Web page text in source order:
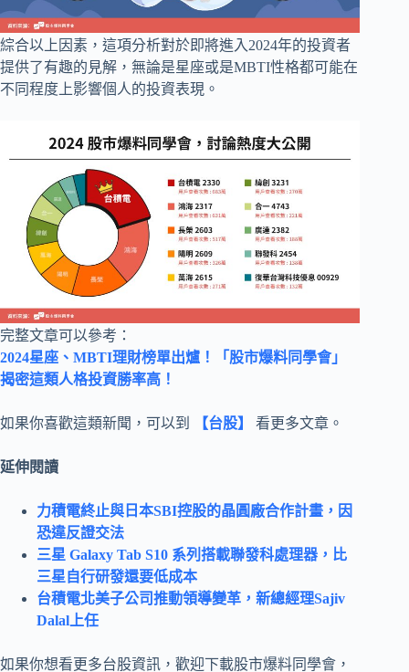
綜合以上因素，這項分析對於即將進入2024年的投資者
提供了有趣的見解，無論是星座或是MBTI性格都可能在
不同程度上影響個人的投資表現。
完整文章可以參考：
2024星座、MBTI理財榜單出爐！「股市爆料同學會」
揭密這類人格投資勝率高！
如果你喜歡這類新聞，可以到 【台股】 看更多文章。
延伸閱讀
力積電終止與日本SBI控股的晶圓廠合作計畫，因
恐違反證交法
三星 Galaxy Tab S10 系列搭載聯發科處理器，比
三星自行研發還要低成本
台積電北美子公司推動領導變革，新總經理Sajiv
Dalal上任
如果你想看更多台股資訊，歡迎下載股市爆料同學會，